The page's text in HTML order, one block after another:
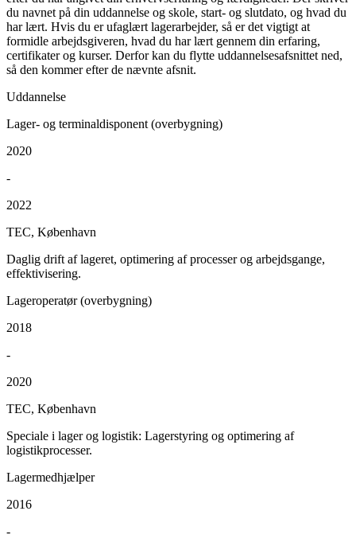
du navnet på din uddannelse og skole, start- og slutdato, og hvad du
har lært. Hvis du er ufaglært lagerarbejder, så er det vigtigt at
formidle arbejdsgiveren, hvad du har lært gennem din erfaring,
certifikater og kurser. Derfor kan du flytte uddannelsesafsnittet ned,
så den kommer efter de nævnte afsnit.
Uddannelse
Lager- og terminaldisponent (overbygning)
2020
-
2022
TEC, København
Daglig drift af lageret, optimering af processer og arbejdsgange,
effektivisering.
Lageroperatør (overbygning)
2018
-
2020
TEC, København
Speciale i lager og logistik: Lagerstyring og optimering af
logistikprocesser.
Lagermedhjælper
2016
-